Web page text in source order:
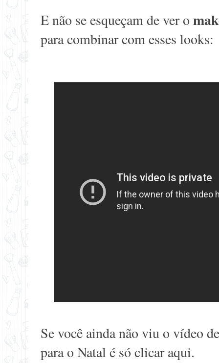
E não se esqueçam de ver o
para combinar com esses looks:
Se você ainda não viu o vídeo
para o Natal é só clicaraqui.